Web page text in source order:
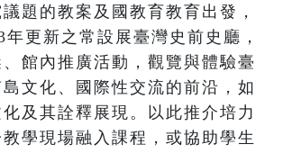
題的教案及國教育教育出發，
更新之常設展臺灣史前史廳，
館內推廣活動，觀覽與體驗臺
文化、國際性交流的前沿，如
及其詮釋展現。以此推介培力
學現場融入課程，或協助學生